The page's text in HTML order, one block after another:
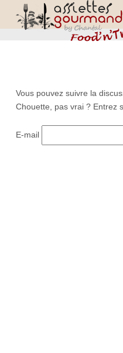
Vous pouvez suivre la
Chouette, pas vrai ? Entrez
E-mail